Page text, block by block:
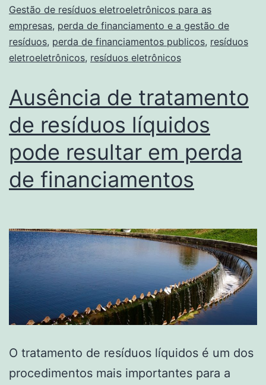
Gestão de resíduos eletroeletrônicos para as
empresas, perda de financiamento e a gestão de
resíduos, perda de financiamentos publicos, resíduos
eletroeletrônicos, resíduos eletrônicos
Ausência de tratamento
de resíduos líquidos
pode resultar em perda
de financiamentos
O tratamento de resíduos líquidos é um dos
procedimentos mais importantes para a